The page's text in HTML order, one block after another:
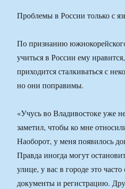
Проблемы в России только с
По признанию
учиться в России ему
приходится сталкиваться с
но они поправимы.
«Учусь во Владивостоке уже
заметил, чтобы ко мне
Наоборот, у меня появилось
Правда иногда могут
улице, у вас в городе это
документы и регистрацию.